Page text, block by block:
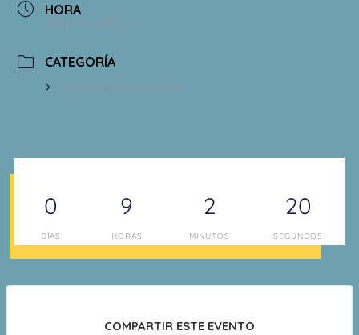
HORA
3:00 pm - 4:00 pm
CATEGORÍA
Semana por la memoria
0
DÍAS
9
HORAS
2
MINUTOS
18
SEGUNDOS
COMPARTIR ESTE EVENTO